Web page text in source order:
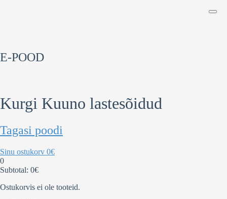
E-POOD
Kurgi Kuuno lastesõidud
Tagasi poodi
Sinu ostukorv 0€
0
Subtotal: 0€
Ostukorvis ei ole tooteid.